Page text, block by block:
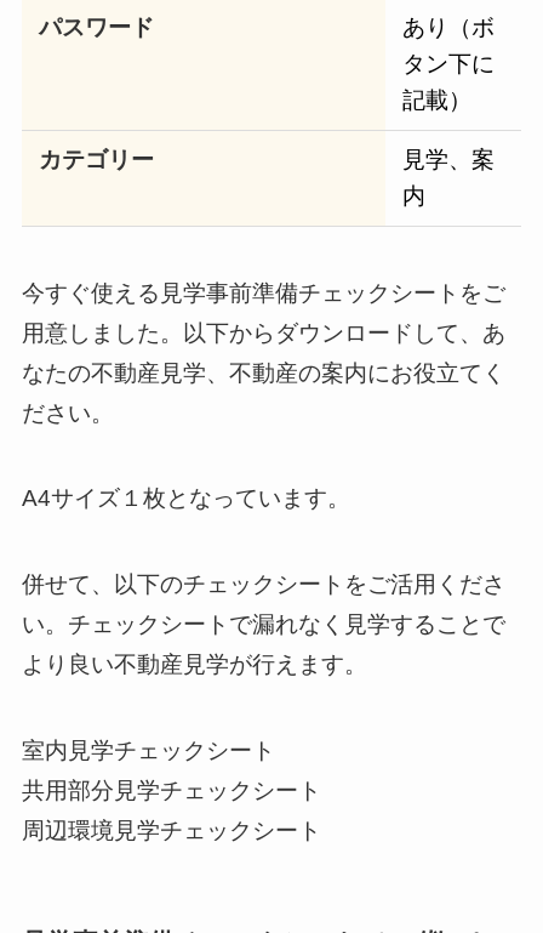
パスワード
あり（ボ
タン下に
記載）
カテゴリー
見学、案
内
今すぐ使える見学事前準備チェックシートをご
用意しました。以下からダウンロードして、あ
なたの不動産見学、不動産の案内にお役立てく
ださい。
A4サイズ１枚となっています。
併せて、以下のチェックシートをご活用くださ
い。チェックシートで漏れなく見学することで
より良い不動産見学が行えます。
室内見学チェックシート
共用部分見学チェックシート
周辺環境見学チェックシート